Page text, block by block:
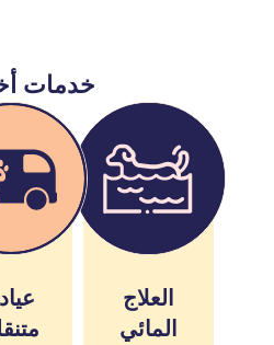
خدمات
العلاج
المائي